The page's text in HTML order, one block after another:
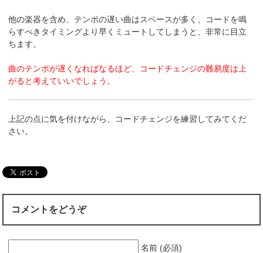
他の楽器を含め、テンポの遅い曲はスペースが多く、コードを鳴
らすべきタイミングより早くミュートしてしまうと、非常に目立
ちます。
曲のテンポが遅くなればなるほど、コードチェンジの難易度は上
がると考えていいでしょう。
上記の点に気を付けながら、コードチェンジを練習してみてくだ
さい。
コメントをどうぞ
名前 (必須)